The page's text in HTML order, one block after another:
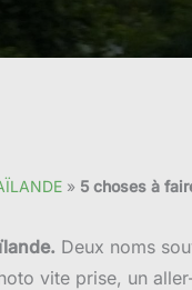
» 5 choses à
Deux noms
vite prise, un